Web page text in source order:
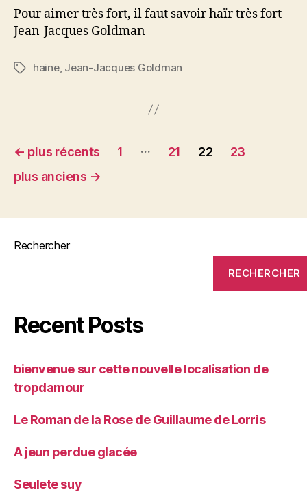
très
Pour aimer très fort, il faut savoir haïr très fort
Jean-Jacques Goldman
Étiquettes
haine, Jean-Jacques Goldman
Pagination
des
← plus récents 1 … 21 22
23
plus anciens →
Rechercher
RECHERCHER
Recent Posts
bienvenue sur cette nouvelle localisation de
tropdamour
Le Roman de la Rose de Guillaume de Lorris
A jeun perdue glacée
Seulete suy